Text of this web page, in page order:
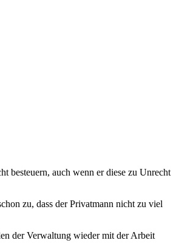
besteuern, auch wenn er diese zu Unrecht
zu, dass der Privatmann nicht zu viel
der Verwaltung wieder mit der Arbeit